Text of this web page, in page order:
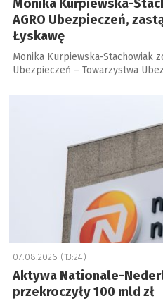
Monika Kurpiewska-
AGRO Ubezpieczeń,
Łyskawę
Monika Kurpiewska-Stachowiak
Ubezpieczeń – Towarzystwa
07.08.2026 (13:24)
Aktywa Nationale-
przekroczyły 100 mld zł